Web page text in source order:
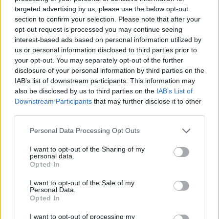
targeted advertising by us, please use the below opt-out
section to confirm your selection. Please note that after your
opt-out request is processed you may continue seeing
interest-based ads based on personal information utilized by
us or personal information disclosed to third parties prior to
your opt-out. You may separately opt-out of the further
disclosure of your personal information by third parties on the
IAB’s list of downstream participants. This information may
also be disclosed by us to third parties on the IAB’s List of
Downstream Participants that may further disclose it to other
Personal Data Processing Opt Outs
I want to opt-out of the Sharing of my
personal data.
Opted In
I want to opt-out of the Sale of my
Personal Data.
Opted In
I want to opt-out of processing my
news
RELATED ARTICLES MORE FROM AUTHOR
Sieste après 65 ans : la
clé pour préserver votre
cerveau ou le mettre en
Ménopause et
Ménopause précoce : le
risque accru